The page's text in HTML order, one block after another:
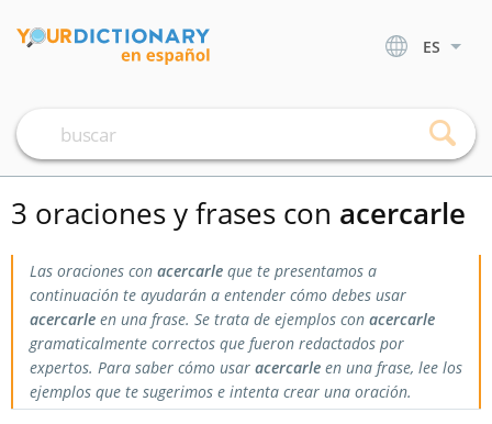
ES
3 oraciones y frases con acercarle
Las oraciones con acercarle que te presentamos a
continuación te ayudarán a entender cómo debes usar
acercarle en una frase. Se trata de ejemplos con acercarle
gramaticalmente correctos que fueron redactados por
expertos. Para saber cómo usar acercarle en una frase, lee los
ejemplos que te sugerimos e intenta crear una oración.